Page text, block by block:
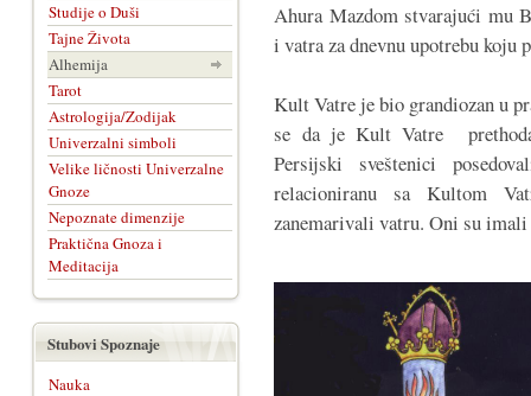
Ahura Mazdom stvarajući mu
i vatra za dnevnu upotrebu koju
Kult Vatre je bio grandiozan u
se da je Kult Vatre
Persijski sveštenici
relacioniranu sa Kultom
zanemarivali vatru. Oni su
Studije o Duši
Tajne Života
Alhemija
Tarot
Astrologija/Zodijak
Univerzalni simboli
Velike ličnosti Univerzalne
Gnoze
Nepoznate dimenzije
Praktična Gnoza i
Meditacija
Stubovi Spoznaje
Nauka